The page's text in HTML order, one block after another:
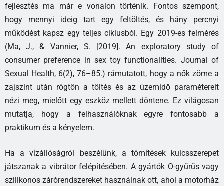
fejlesztés ma már e vonalon történik. Fontos szempont,
hogy mennyi ideig tart egy feltöltés, és hány percnyi
működést kapsz egy teljes ciklusból. Egy 2019-es felmérés
(Ma, J., & Vannier, S. [2019]. An exploratory study of
consumer preference in sex toy functionalities. Journal of
Sexual Health, 6(2), 76–85.) rámutatott, hogy a nők zöme a
zajszint után rögtön a töltés és az üzemidő paramétereit
nézi meg, mielőtt egy eszköz mellett döntene. Ez világosan
mutatja, hogy a felhasználóknak egyre fontosabb a
praktikum és a kényelem.
Ha a vízállóságról beszélünk, a tömítések kulcsszerepet
játszanak a vibrátor felépítésében. A gyártók O-gyűrűs vagy
szilikonos zárórendszereket használnak ott, ahol a motorház